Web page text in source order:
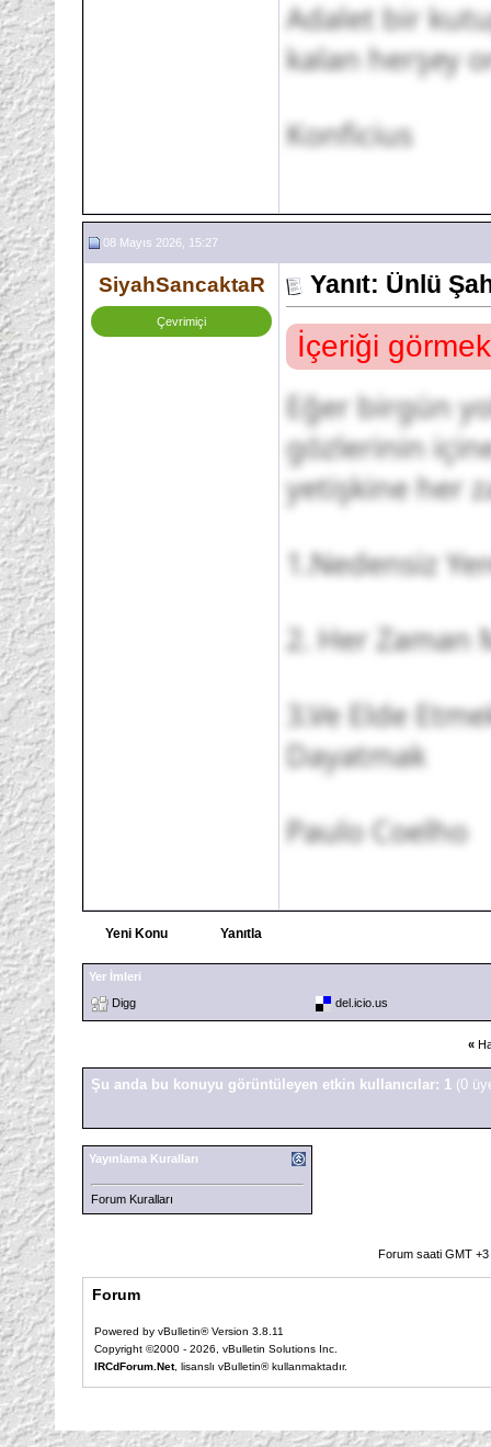
Adalet bir
kalan herşey
Konficius
08 Mayıs 2026, 15:27
SiyahSancaktaR
Çevrimiçi
Yanıt: Ünlü
İçeriği
Eğer birgün
gözlerinin
yetişkine her
1.Nedensiz
2. Her Zaman
3.Ve Elde
Dayatmak
Paulo Coelho
Yeni Konu Yanıtla
Yer İmleri
Digg
del.icio.us
«
Şu anda bu konuyu görüntüleyen etkin kullanıcılar: 1 (0
Yayınlama Kuralları
Forum Kuralları
Forum saati GMT
Forum
Powered by vBulletin® Version 3.8.11
Copyright ©2000 - 2026, vBulletin Solutions Inc.
IRCdForum.Net, lisanslı vBulletin® kullanmaktadır.